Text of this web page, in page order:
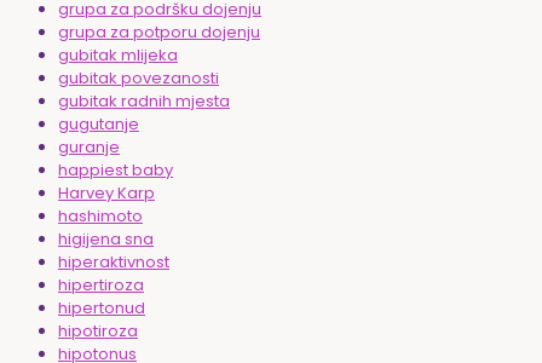
grupa za podršku dojenju
grupa za potporu dojenju
gubitak mlijeka
gubitak povezanosti
gubitak radnih mjesta
gugutanje
guranje
happiest baby
Harvey Karp
hashimoto
higijena sna
hiperaktivnost
hipertiroza
hipertonud
hipotiroza
hipotonus